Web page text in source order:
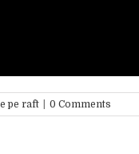
pe raft 0 Comments